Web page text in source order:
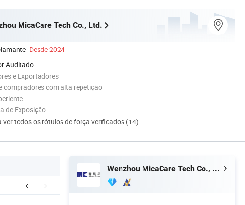
MicaCare Tech Co., Ltd.
Desde 2024
Auditado
e Exportadores
compradores com alta repetição
de Exposição
ver todos os rótulos de força verificados (14)
Wenzhou MicaCare Tech Co., Ltd.